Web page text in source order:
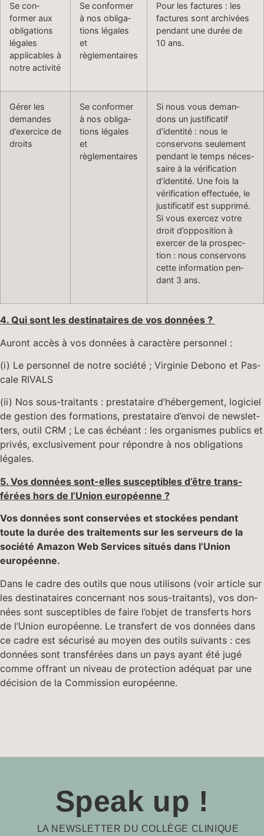
Se con­
former aux
obligations
légales
applic­a­bles à
notre activité
Se con­former
à nos oblig­a­
tions légales
et
règlementaires
Pour les fac­tures : les
fac­tures sont archivées
pen­dant une durée de
10 ans.
Gér­er les
demandes
d’exercice de
droits
Se con­former
à nos oblig­a­
tions légales
et
règlementaires
Si nous vous deman­
dons un jus­ti­fi­catif
d’identité : nous le
conser­vons seule­ment
pen­dant le temps néces­
saire à la véri­fi­ca­tion
d’identité. Une fois la
véri­fi­ca­tion effec­tuée, le
jus­ti­fi­catif est supprimé.
Si vous exercez votre
droit d’opposition à
exercer de la prospec­
tion : nous conser­vons
cette infor­ma­tion pen­
dant 3 ans.
4. Qui sont les des­ti­nataires de vos données ?
Auront accès à vos don­nées à car­ac­tère personnel :
(i) Le per­son­nel de notre société ; Vir­ginie Debono et Pas­
cale RIVALS
(ii) Nos sous-trai­tants : prestataire d’hébergement, logi­ciel
de ges­tion des for­ma­tions, prestataire d’envoi de newslet­
ters, out­il CRM ; Le cas échéant : les organ­ismes publics et
privés, exclu­sive­ment pour répon­dre à nos oblig­a­tions
légales.
5. Vos don­nées sont-elles sus­cep­ti­bles d’être trans­
férées hors de l’Union européenne ?
Vos don­nées sont con­servées et stock­ées pen­dant
toute la durée des traite­ments sur les serveurs de la
société Ama­zon Web Ser­vices situés dans l’Union
européenne.
Dans le cadre des out­ils que nous util­isons (voir arti­cle sur
les des­ti­nataires con­cer­nant nos sous-trai­tants), vos don­
nées sont sus­cep­ti­bles de faire l’objet de trans­ferts hors
de l’Union européenne. Le trans­fert de vos don­nées dans
ce cadre est sécurisé au moyen des out­ils suiv­ants : ces
don­nées sont trans­férées dans un pays ayant été jugé
comme offrant un niveau de pro­tec­tion adéquat par une
déci­sion de la Com­mis­sion européenne.
Speak up !
LA NEWSLETTER DU COLLÈGE CLINIQUE